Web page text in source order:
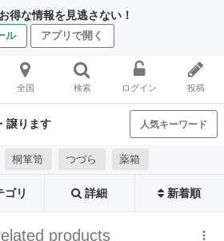
得な情報を見逃さない！
ル アプリで開く
全国 検索 ログイン 投稿
譲ります 人気キーワード
桐箪笥 つづら 薬箱
ゴリ 詳細 新着順